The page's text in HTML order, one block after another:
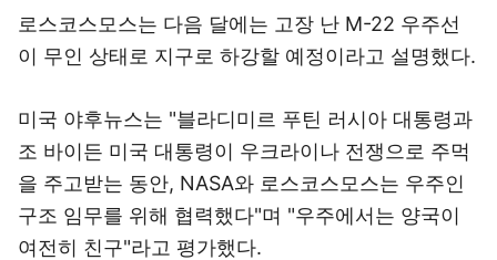
로스코스모스는 다음 달에는 고장 난 M-22 우주선
이 무인 상태로 지구로 하강할 예정이라고 설명했다.
미국 야후뉴스는 "블라디미르 푸틴 러시아 대통령과
조 바이든 미국 대통령이 우크라이나 전쟁으로 주먹
을 주고받는 동안, NASA와 로스코스모스는 우주인
구조 임무를 위해 협력했다"며 "우주에서는 양국이
여전히 친구"라고 평가했다.